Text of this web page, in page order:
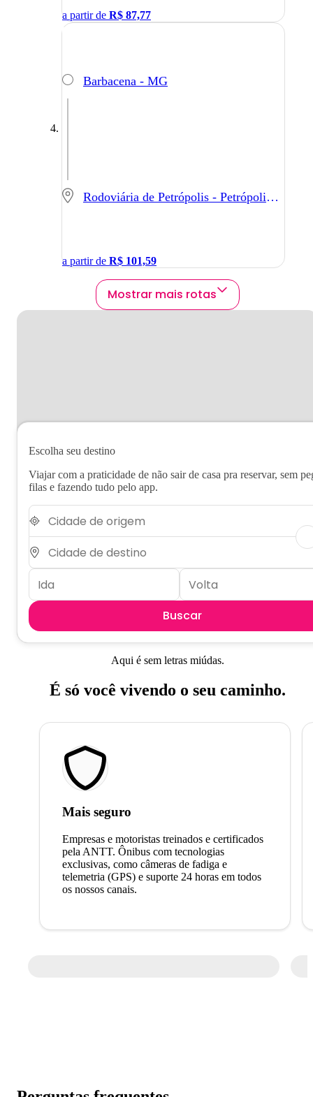
a partir de R$ 87,77
Barbacena - MG
Rodoviária de Petrópolis - Petrópolis - RJ
a partir de R$ 101,59
Mostrar mais rotas
Escolha seu destino
Viajar com a praticidade de não sair de casa pra reservar, sem
filas e fazendo tudo pelo app.
Buscar
Aqui é sem letras miúdas.
É só você vivendo o seu caminho.
Mais seguro
Empresas e motoristas treinados e certificados
pela ANTT. Ônibus com tecnologias
exclusivas, como câmeras de fadiga e
telemetria (GPS) e suporte 24 horas em todos
os nossos canais.